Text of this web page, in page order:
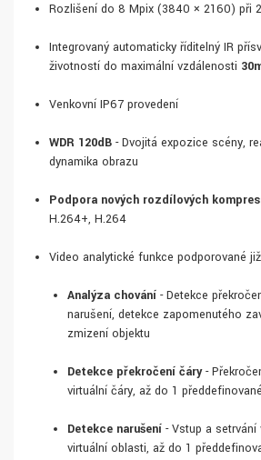
Rozlišení do 8 Mpix (3840 × 2160) při
Integrovaný automaticky říditelný IR
životností do maximální vzdálenosti
Venkovní IP67 provedení
WDR 120dB - Dvojitá expozice scény,
dynamika obrazu
Podpora nových rozdílových
H.264+, H.264
Video analytické funkce podporované
Analýza chování - Detekce
narušení, detekce zapomenutého
zmizení objektu
Detekce překročení čáry-
virtuální čáry, až do 1
Detekce narušení - Vstup a
virtuální oblasti, až do 1